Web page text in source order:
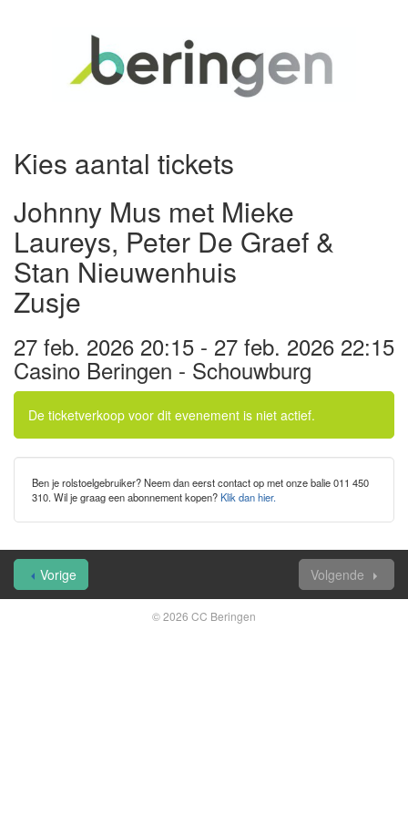
Kies aantal tickets
Johnny Mus met Mieke
Laureys, Peter De Graef &
Stan Nieuwenhuis
Zusje
27 feb. 2026 20:15 - 27 feb. 2026 22:15
Casino Beringen - Schouwburg
De ticketverkoop voor dit evenement is niet actief.
Ben je rolstoelgebruiker? Neem dan eerst contact op met onze balie 011 450
310. Wil je graag een abonnement kopen?Klik dan hier.
Vorige Volgende
© 2026 CC Beringen